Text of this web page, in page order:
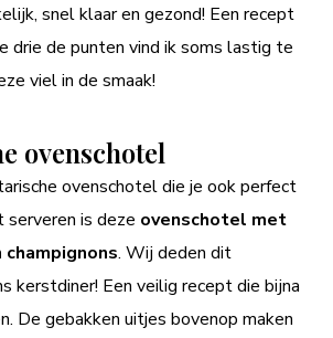
snel klaar en gezond! Een recept
drie de punten vind ik soms lastig te
viel in de smaak!
ovenschotel
ovenschotel die je ook perfect
is deze ovenschotel met
. Wij deden dit
kerstdiner! Een veilig recept die bijna
De gebakken uitjes bovenop maken